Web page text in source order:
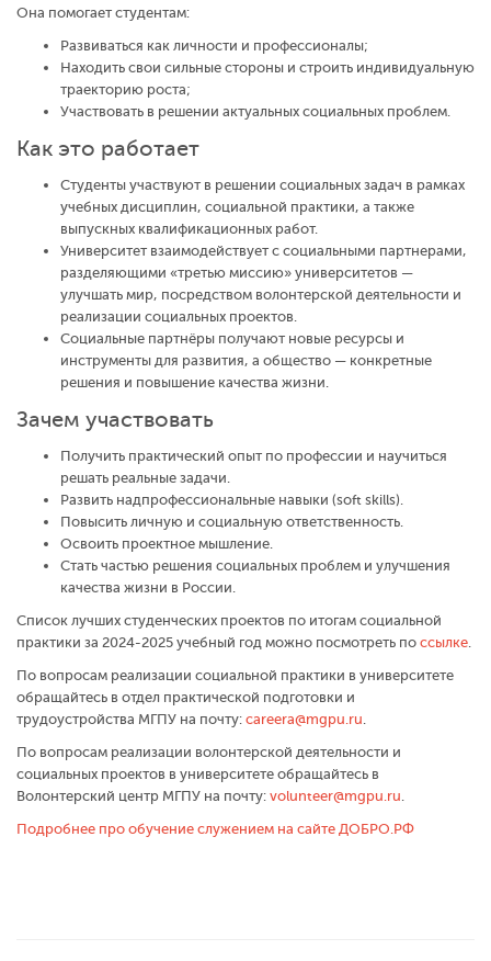
Она помогает студентам:
Развиваться как личности и профессионалы;
Находить свои сильные стороны и строить индивидуальную
траекторию роста;
Участвовать в решении актуальных социальных проблем.
Как это работает
Студенты участвуют в решении социальных задач в рамках
учебных дисциплин, социальной практики, а также
выпускных квалификационных работ.
Университет взаимодействует с социальными партнерами,
разделяющими «третью миссию» университетов —
улучшать мир, посредством волонтерской деятельности и
реализации социальных проектов.
Социальные партнёры получают новые ресурсы и
инструменты для развития, а общество — конкретные
решения и повышение качества жизни.
Зачем участвовать
Получить практический опыт по профессии и научиться
решать реальные задачи.
Развить надпрофессиональные навыки (soft skills).
Повысить личную и социальную ответственность.
Освоить проектное мышление.
Стать частью решения социальных проблем и улучшения
качества жизни в России.
Список лучших студенческих проектов по итогам социальной
практики за 2024-2025 учебный год можно посмотреть по ссылке
По вопросам реализации социальной практики в университете
обращайтесь в отдел практической подготовки и
трудоустройства МГПУ на почту: careera@mgpu.ru
По вопросам реализации волонтерской деятельности и
социальных проектов в университете обращайтесь в
Волонтерский центр МГПУ на почту: volunteer@mgpu.ru
Подробнее про обучение служением на сайте ДОБРО.РФ